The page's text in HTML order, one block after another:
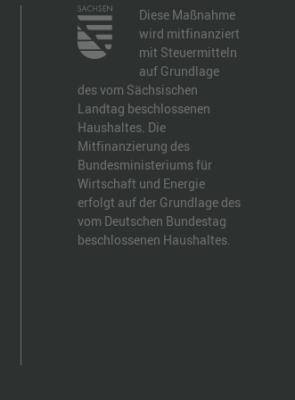
Diese Maßnahme
wird mitfinanziert
mit Steuermitteln
auf Grundlage
des vom Sächsischen
Landtag beschlossenen
Haushaltes. Die
Mitfinanzierung des
Bundesministeriums für
Wirtschaft und Energie
erfolgt auf der Grundlage des
vom Deutschen Bundestag
beschlossenen Haushaltes.